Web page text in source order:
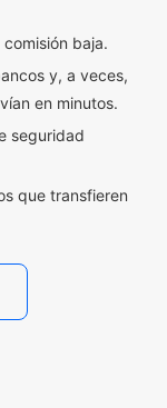
baja.
y, a veces,
en minutos.
seguridad
que transfieren